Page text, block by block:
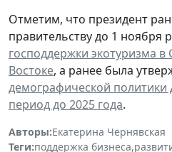
Отметим, что президент
правительству до 1 ноября
господдержки экотуризма
Востоке, а ранее была
демографической политики
период до 2025 года.
Авторы:Екатерина Чернявская
Теги:поддержка бизнеса,